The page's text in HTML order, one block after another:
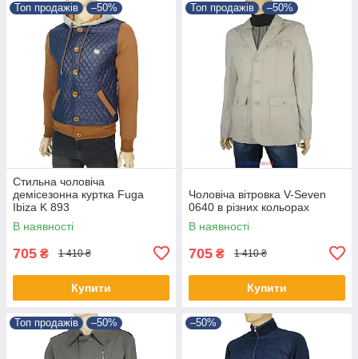
Топ продажів –50%
Стильна чоловіча
демісезонна куртка Fuga
Ibiza K 893
В наявності
705 ₴ 1 410 ₴
Купити
Топ продажів –50%
Чоловіча вітровка V-Seven
0640 в різних кольорах
В наявності
705 ₴ 1 410 ₴
Купити
Топ продажів –50% –50%